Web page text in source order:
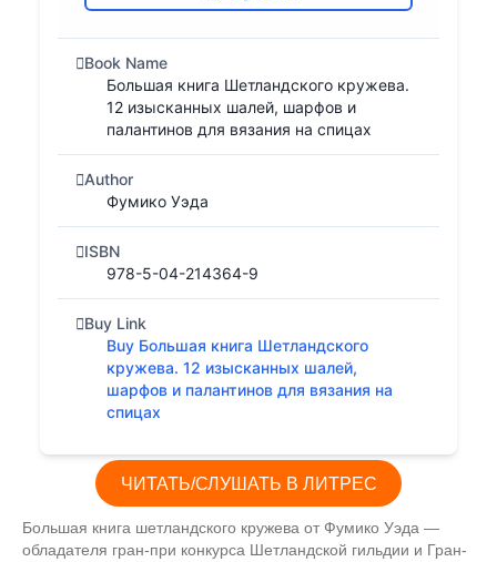
Book Name
Большая книга Шетландского кружева.
12 изысканных шалей, шарфов и
палантинов для вязания на спицах
Author
Фумико Уэда
ISBN
978-5-04-214364-9
Buy Link
Buy Большая книга Шетландского
кружева. 12 изысканных шалей,
шарфов и палантинов для вязания на
спицах
ЧИТАТЬ/СЛУШАТЬ В ЛИТРЕС
Большая книга шетландского кружева от Фумико Уэда —
обладателя гран-при конкурса Шетландской гильдии и Гран-